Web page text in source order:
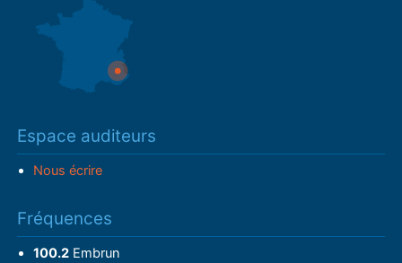
Espace auditeurs
Nous écrire
Fréquences
100.2Embrun